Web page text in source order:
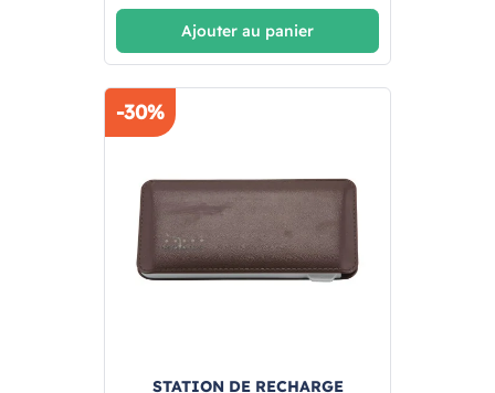
Ajouter au panier
-30%
STATION DE RECHARGE